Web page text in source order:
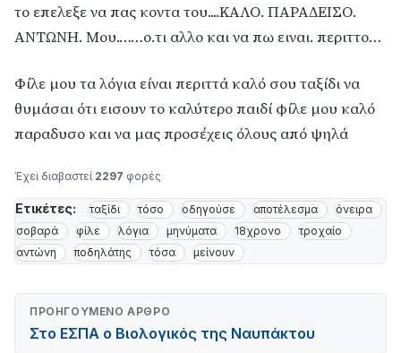
το επελεξε να πας κοντα του....ΚΑΛΟ. ΠΑΡΑΔΕΙΣΟ.
ΑΝΤΩΝΗ. Μου.……ο.τι αλλο και να πω ειναι. περιττο…
Φίλε μου τα λόγια είναι περιττά καλό σου ταξίδι να
θυμάσαι ότι εισουν το καλύτερο παιδί φίλε μου καλό
παραδυσο και να μας προσέχεις όλους από ψηλά
Έχει διαβαστεί 2297 φορές
Ετικέτες: ταξίδι τόσο οδηγούσε αποτέλεσμα
όνειρα
σοβαρά
φίλε λόγια μηνύματα 18χρονο
τροχαίο
αντώνη
ποδηλάτης τόσα μείνουν
ΠΡΟΗΓΟΎΜΕΝΟ ΆΡΘΡΟ
Στο ΕΣΠΑ ο Βιολογικός της Ναυπάκτου